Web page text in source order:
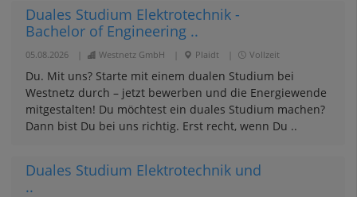
Duales Studium Elektrotechnik -
Bachelor of Engineering ..
05.08.2026 Westnetz GmbH Plaidt Vollzeit
Du. Mit uns? Starte mit einem dualen Studium bei
Westnetz durch – jetzt bewerben und die Energiewende
mitgestalten! Du möchtest ein duales Studium machen?
Dann bist Du bei uns richtig. Erst recht, wenn Du ..
Duales Studium Elektrotechnik und
..